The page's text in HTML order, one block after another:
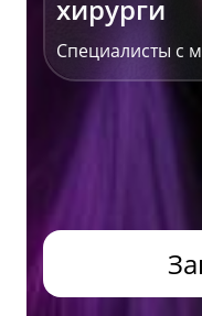
хирурги
Специалисты с